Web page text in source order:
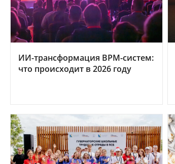
ИИ-трансформация BPM-систем:
что происходит в 2026 году